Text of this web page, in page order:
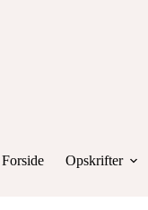
Forside Opskrifter